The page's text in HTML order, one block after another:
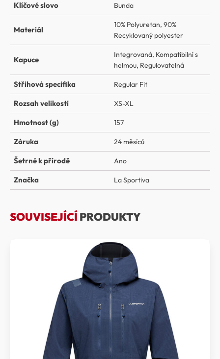
Klíčové slovo Bunda
Materiál
10% Polyuretan, 90%
Recyklovaný polyester
Kapuce
Integrovaná, Kompatibilní s
helmou, Regulovatelná
Střihová specifika Regular Fit
Rozsah velikostí XS-XL
Hmotnost (g) 157
Záruka 24 měsíců
Šetrné k přírodě Ano
Značka La Sportiva
SOUVISEJÍCÍ PRODUKTY